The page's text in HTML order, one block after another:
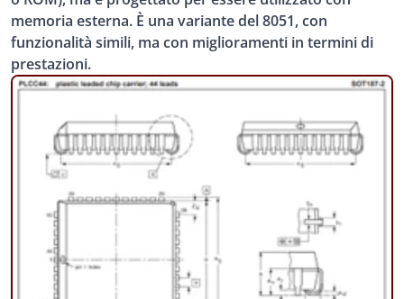
memoria esterna. È una variante del 8051, con
funzionalità simili, ma con miglioramenti in termini di
prestazioni.